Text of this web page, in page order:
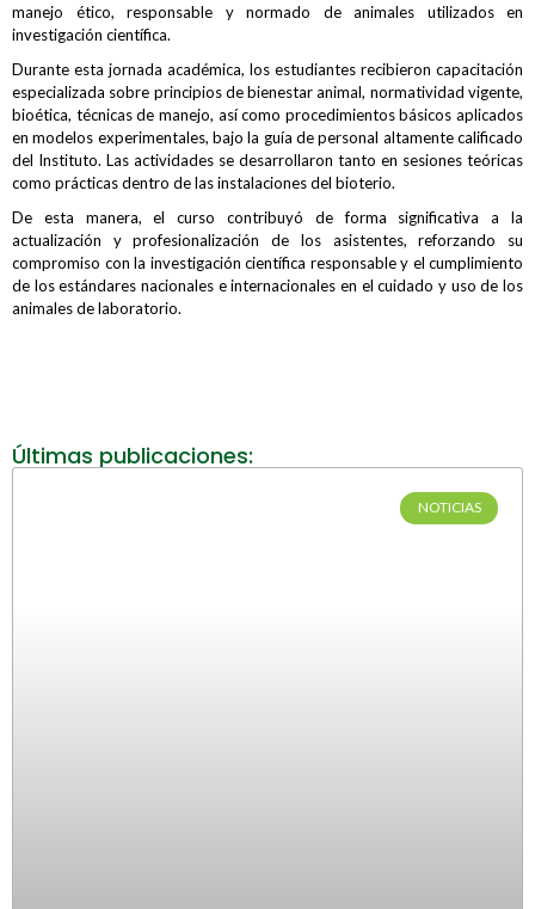
manejo ético, responsable y normado de animales utilizados en
investigación científica.
Durante esta jornada académica, los estudiantes recibieron capacitación
especializada sobre principios de bienestar animal, normatividad vigente,
bioética, técnicas de manejo, así como procedimientos básicos aplicados
en modelos experimentales, bajo la guía de personal altamente calificado
del Instituto. Las actividades se desarrollaron tanto en sesiones teóricas
como prácticas dentro de las instalaciones del bioterio.
De esta manera, el curso contribuyó de forma significativa a la
actualización y profesionalización de los asistentes, reforzando su
compromiso con la investigación científica responsable y el cumplimiento
de los estándares nacionales e internacionales en el cuidado y uso de los
animales de laboratorio.
Últimas publicaciones:
NOTICIAS